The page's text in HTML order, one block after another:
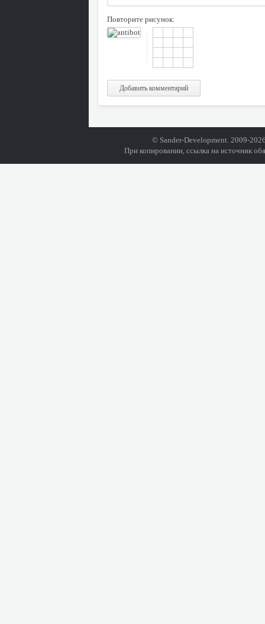
Повторите рисунок:
Добавить комментарий
© Sander-Development. 2009-
При копировании, ссылка на источник